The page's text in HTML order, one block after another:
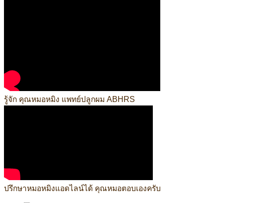
รู้จัก คุณหมอหมิง แพทย์ปลูกผม ABHRS
ปรึกษาหมอหมิงแอดไลน์ได้ คุณหมอตอบเองครับ